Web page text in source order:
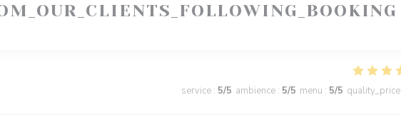
service : 5/5 ambience : 5/5 menu : 5/5 quality_price